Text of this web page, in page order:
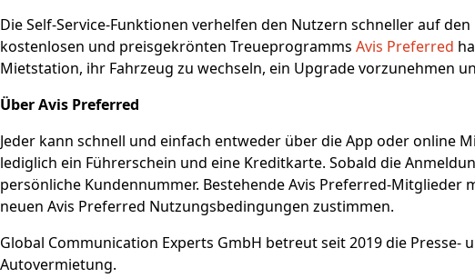
Die Self-Service-Funktionen verhelfen den Nutzern schneller auf
kostenlosen und preisgekrönten Treueprogramms Avis Preferred
Mietstation, ihr Fahrzeug zu wechseln, ein Upgrade vorzunehmen
Über Avis Preferred
Jeder kann schnell und einfach entweder über die App oder online
lediglich ein Führerschein und eine Kreditkarte. Sobald die
persönliche Kundennummer. Bestehende Avis Preferred-Mitglieder
neuen Avis Preferred Nutzungsbedingungen zustimmen.
Global Communication Experts GmbH betreut seit 2019 die Presse-
Autovermietung.